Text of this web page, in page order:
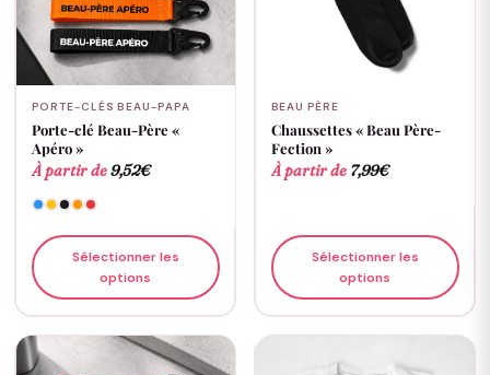
PORTE-CLÉS BEAU-PAPA
Porte-clé Beau-Père «
Apéro »
À partir de9,52€
Sélectionner les
options
BEAU PÈRE
Chaussettes « Beau Père-
Fection »
À partir de 7,99€
Sélectionner les
options